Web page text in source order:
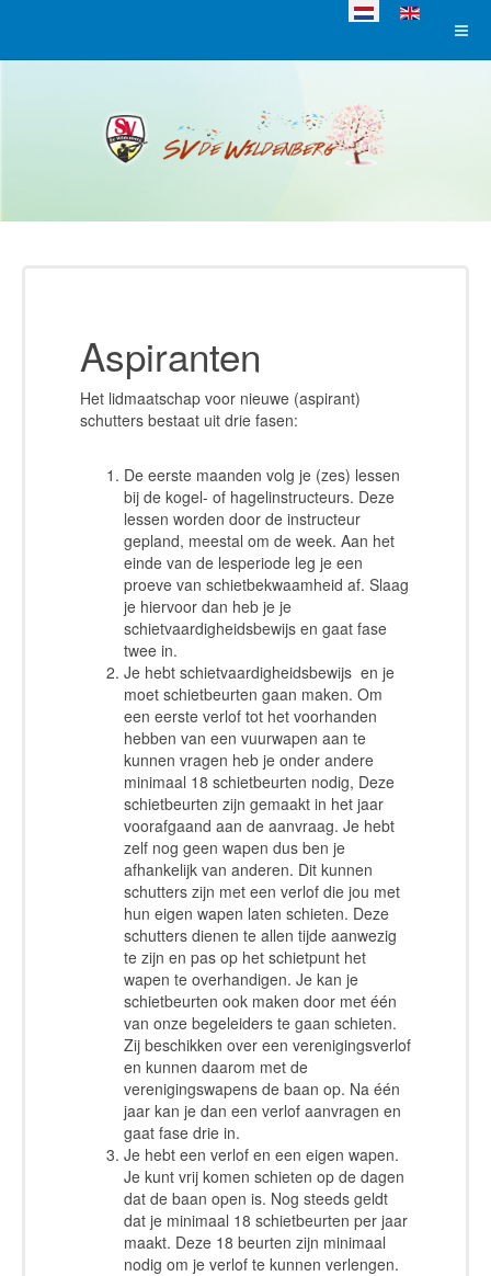
Selecteer de taal
Aspiranten
Het lidmaatschap voor nieuwe (aspirant)
schutters bestaat uit drie fasen:
De eerste maanden volg je (zes) lessen
bij de kogel- of hagelinstructeurs. Deze
lessen worden door de instructeur
gepland, meestal om de week. Aan het
einde van de lesperiode leg je een
proeve van schietbekwaamheid af. Slaag
je hiervoor dan heb je je
schietvaardigheidsbewijs en gaat fase
twee in.
Je hebt schietvaardigheidsbewijs en je
moet schietbeurten gaan maken. Om
een eerste verlof tot het voorhanden
hebben van een vuurwapen aan te
kunnen vragen heb je onder andere
minimaal 18 schietbeurten nodig, Deze
schietbeurten zijn gemaakt in het jaar
voorafgaand aan de aanvraag. Je hebt
zelf nog geen wapen dus ben je
afhankelijk van anderen. Dit kunnen
schutters zijn met een verlof die jou met
hun eigen wapen laten schieten. Deze
schutters dienen te allen tijde aanwezig
te zijn en pas op het schietpunt het
wapen te overhandigen. Je kan je
schietbeurten ook maken door met één
van onze begeleiders te gaan schieten.
Zij beschikken over een verenigingsverlof
en kunnen daarom met de
verenigingswapens de baan op. Na één
jaar kan je dan een verlof aanvragen en
gaat fase drie in.
Je hebt een verlof en een eigen wapen.
Je kunt vrij komen schieten op de dagen
dat de baan open is. Nog steeds geldt
dat je minimaal 18 schietbeurten per jaar
maakt. Deze 18 beurten zijn minimaal
nodig om je verlof te kunnen verlengen.